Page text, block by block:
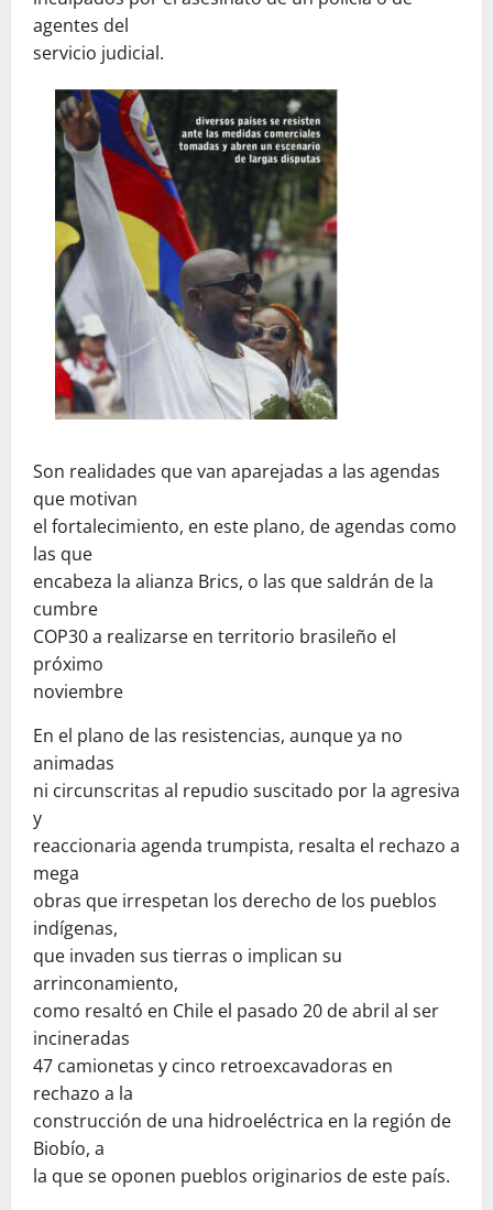
agentes del
servicio judicial.
Son realidades que van aparejadas a las agendas
que motivan
el fortalecimiento, en este plano, de agendas como
las que
encabeza la alianza Brics, o las que saldrán de la
cumbre
COP30 a realizarse en territorio brasileño el
próximo
noviembre
En el plano de las resistencias, aunque ya no
animadas
ni circunscritas al repudio suscitado por la agresiva
y
reaccionaria agenda trumpista, resalta el rechazo a
mega
obras que irrespetan los derecho de los pueblos
indígenas,
que invaden sus tierras o implican su
arrinconamiento,
como resaltó en Chile el pasado 20 de abril al ser
incineradas
47 camionetas y cinco retroexcavadoras en
rechazo a la
construcción de una hidroeléctrica en la región de
Biobío, a
la que se oponen pueblos originarios de este país.